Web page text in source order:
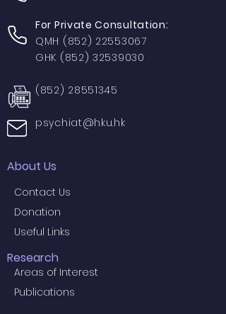
For Private Consultation:
QMH (852) 22553067
GHK (852) 32539030
(852) 28551345
psychiat@hku.hk
About Us
Contact Us
Donation
Useful Links
Research
Areas of Interest
Publications